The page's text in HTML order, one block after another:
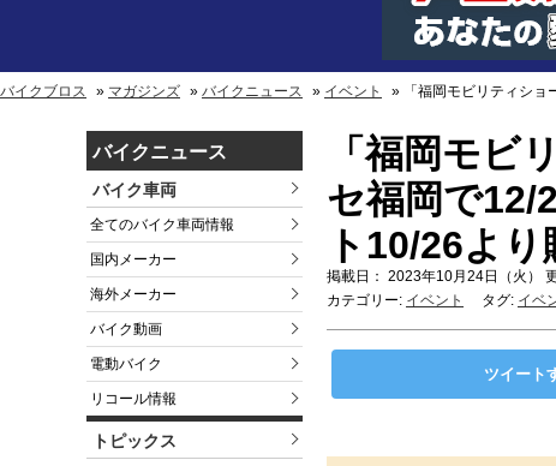
バイクブロス マガジンズ バイクニュース イベント 「福岡モビリティシ
バイクニュース
バイク車両
全てのバイク車両情報
国内メーカー
海外メーカー
バイク動画
電動バイク
リコール情報
トピックス
「福岡モビ
セ福岡で12/
ト10/26よ
掲載日： 2023年10月24日（火）
カテゴリー: イベント タグ: イベ
ツイート